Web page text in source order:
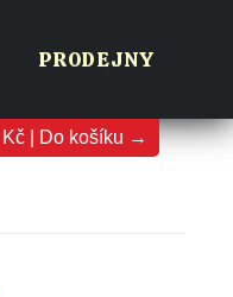
PRODEJNY
Kč | Do košíku →